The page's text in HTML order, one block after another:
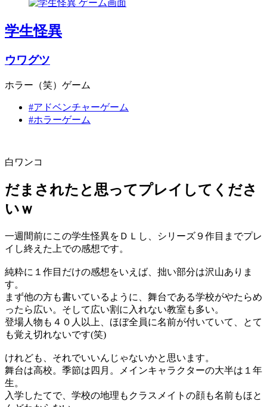
学生怪異
ウワグツ
ホラー（笑）ゲーム
#アドベンチャーゲーム
#ホラーゲーム
白ワンコ
だまされたと思ってプレイしてくださ
いｗ
一週間前にこの学生怪異をＤＬし、シリーズ９作目までプレ
イし終えた上での感想です。
純粋に１作目だけの感想をいえば、拙い部分は沢山ありま
す。
まず他の方も書いているように、舞台である学校がやたらめ
ったら広い。そして広い割に入れない教室も多い。
登場人物も４０人以上、ほぼ全員に名前が付いていて、とて
も覚え切れないです(笑)
けれども、それでいいんじゃないかと思います。
舞台は高校。季節は四月。メインキャラクターの大半は１年
生。
入学したてで、学校の地理もクラスメイトの顔も名前もほと